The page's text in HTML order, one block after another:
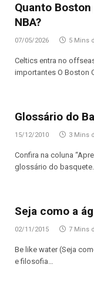
Quanto
NBA?
07/05/2026 5 Mins
Celtics entra no
importantes O Boston
Glossário do
15/12/2010 3 Mins
Confira na coluna
glossário do basquete.
Seja como a
02/11/2015 7 Mins
Be like water (Seja
e filosofia…